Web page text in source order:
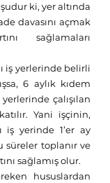
ki, yer altında
davasını açmak
sağlamaları
iş yerlerinde belirli
6 aylık kıdem
çalışılan
Yani işçinin,
iş yerinde 1’er ay
süreler toplanır ve
sağlamış olur.
hususlardan